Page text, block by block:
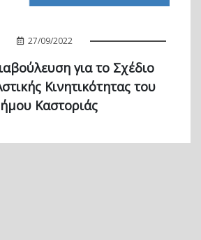
27/09/2022
για το Σχέδιο
Κινητικότητας του
Καστοριάς